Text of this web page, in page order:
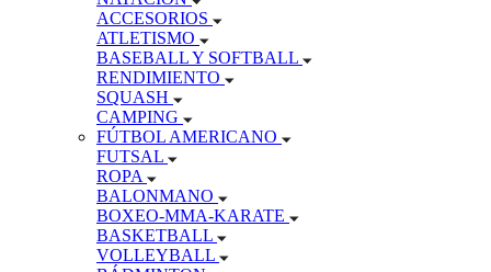
ACCESORIOS
ATLETISMO
BASEBALL Y SOFTBALL
RENDIMIENTO
SQUASH
CAMPING
FÚTBOL AMERICANO
FUTSAL
ROPA
BALONMANO
BOXEO-MMA-KARATE
BASKETBALL
VOLLEYBALL